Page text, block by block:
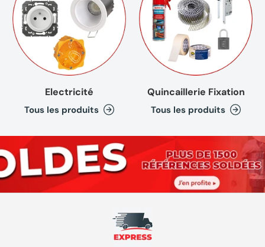
Electricité
Tous les produits
Quincaillerie Fixation
Tous les produits